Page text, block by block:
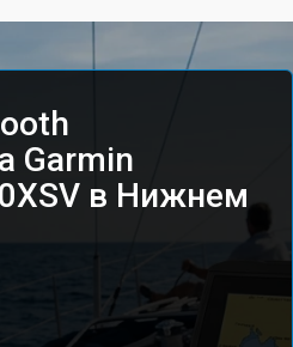
Garmin
в Нижнем